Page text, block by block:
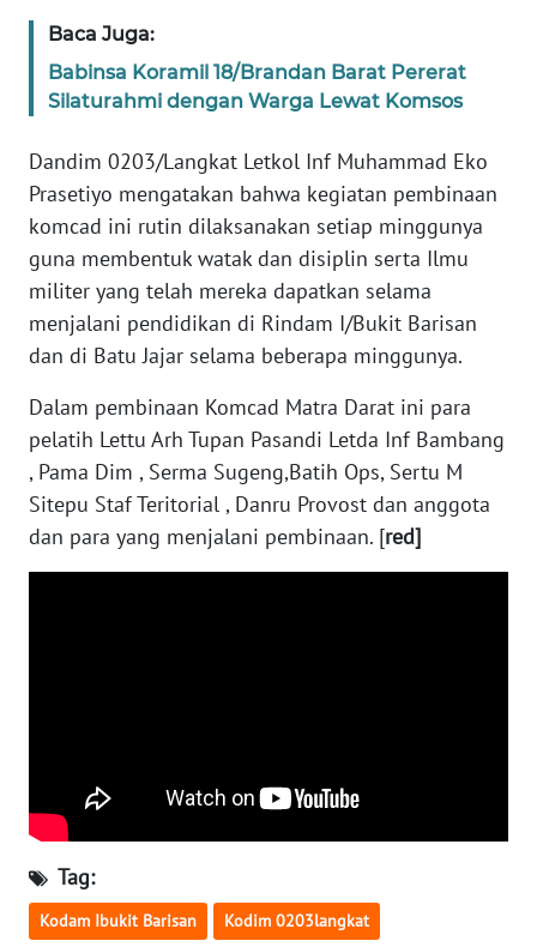
Baca Juga:
Babinsa Koramil 18/Brandan Barat Pererat
Silaturahmi dengan Warga Lewat Komsos
Dandim 0203/Langkat Letkol Inf Muhammad Eko
Prasetiyo mengatakan bahwa kegiatan pembinaan
komcad ini rutin dilaksanakan setiap minggunya
guna membentuk watak dan disiplin serta Ilmu
militer yang telah mereka dapatkan selama
menjalani pendidikan di Rindam I/Bukit Barisan
dan di Batu Jajar selama beberapa minggunya.
Dalam pembinaan Komcad Matra Darat ini para
pelatih Lettu Arh Tupan Pasandi Letda Inf Bambang
, Pama Dim , Serma Sugeng,Batih Ops, Sertu M
Sitepu Staf Teritorial , Danru Provost dan anggota
dan para yang menjalani pembinaan. [red]
Tag:
Kodam Ibukit Barisan Kodim 0203langkat
SUMBAR
WN
WN
BENGKULU
WN
LAMPUNG
JATENG
WN
WN
JOGJA
WN
KALBAR
WN
KALTENG